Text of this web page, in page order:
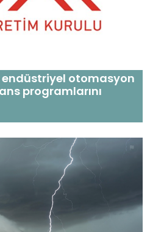
endüstriyel otomasyon
programlarını